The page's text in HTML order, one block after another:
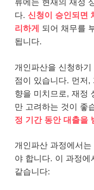
류에는 현재의 재정
다. 신청이 승인되면
리하게
되어 채무를
됩니다.
개인파산을 신청하
점이 있습니다. 먼저,
향을 미치므로, 재정
만 고려하는 것이 좋
정 기간 동안 대출을
개인파산 과정에서
야 합니다. 이 과정
같습니다: